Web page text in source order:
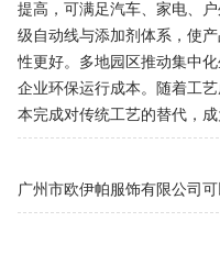
提高，可满足汽车、家电、
级自动线与添加剂体系，使
性更好。多地园区推动集中
企业环保运行成本。随着工
本完成对传统工艺的替代，
广州市欧伊帕服饰有限公司可